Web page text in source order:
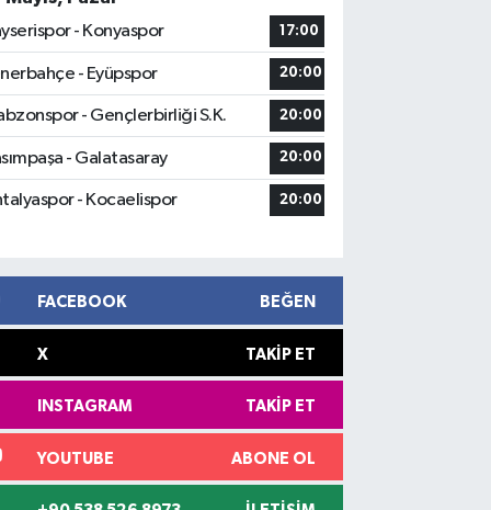
- Konyaspor
17:00
- Eyüpspor 20:00
- Gençlerbirliği S.K. 20:00
- Galatasaray 20:00
- Kocaelispor 20:00
FACEBOOK BEĞEN
X TAKIP ET
INSTAGRAM TAKIP ET
YOUTUBE ABONE OL